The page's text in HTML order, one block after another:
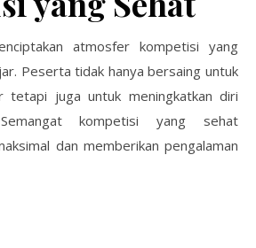
atmosfer kompetisi yang
Peserta tidak hanya bersaing untuk
tetapi juga untuk meningkatkan diri
kompetisi yang sehat
dan memberikan pengalaman